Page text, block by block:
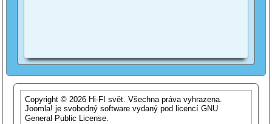
Copyright © 2026 Hi-FI svět. Všechna práva vyhrazena.
Joomla! je svobodný software vydaný pod licencíGNU
General Public License.